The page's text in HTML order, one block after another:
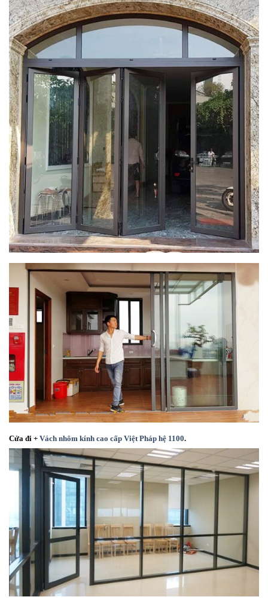
Cửa đi + Vách nhôm kính cao cấp Việt Pháp hệ 1100.